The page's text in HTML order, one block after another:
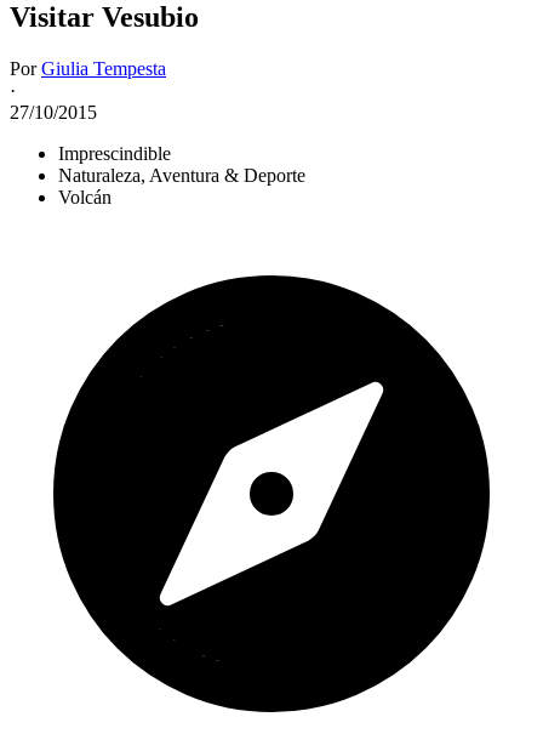
Visitar Vesubio
PorGiulia Tempesta
·
27/10/2015
Imprescindible
Naturaleza, Aventura & Deporte
Volcán